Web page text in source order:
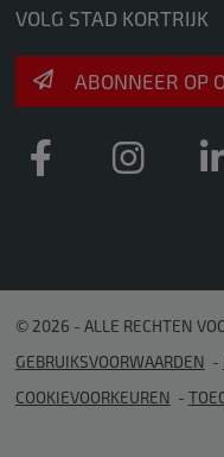
VOLG STAD KORTRIJK
ABONNEER OP
© 2026 - ALLE RECHTEN
GEBRUIKSVOORWAARDEN
COOKIEVOORKEUREN